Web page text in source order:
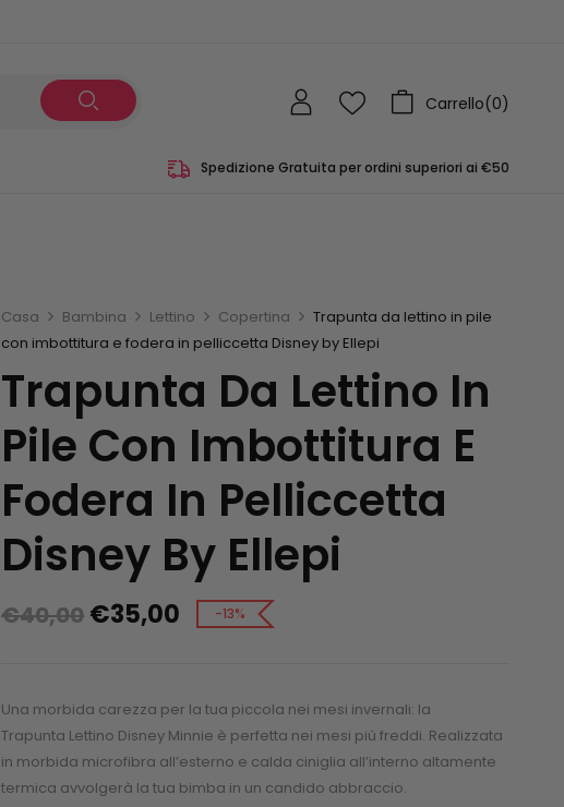
Carrello(0)
Spedizione Gratuita per ordini superiori ai €50
Casa Bambina Lettino Copertina
Trapunta da lettino in pile
con imbottitura e fodera in pelliccetta Disney by Ellepi
Trapunta Da Lettino In
Pile Con Imbottitura E
Fodera In Pelliccetta
Disney By Ellepi
€40,00 €35,00 -13%
Una morbida carezza per la tua piccola nei mesi invernali: la
Trapunta Lettino Disney Minnie è perfetta nei mesi più freddi. Realizzata
in morbida microfibra all’esterno e calda ciniglia all’interno altamente
termica avvolgerà la tua bimba in un candido abbraccio.